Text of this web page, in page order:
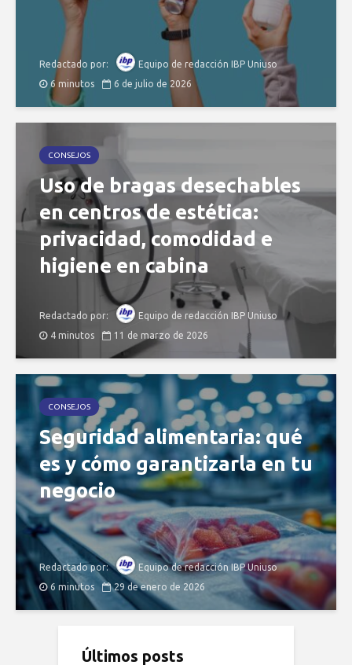
Redactado por:
Equipo de redacción IBP Uniuso
6 minutos
6 de julio de 2026
CONSEJOS
Uso de bragas desechables
en centros de estética:
privacidad, comodidad e
higiene en cabina
Redactado por:
Equipo de redacción IBP Uniuso
4 minutos
11 de marzo de 2026
CONSEJOS
Seguridad alimentaria: qué
es y cómo garantizarla en tu
negocio
Redactado por:
Equipo de redacción IBP Uniuso
6 minutos
29 de enero de 2026
Últimos posts